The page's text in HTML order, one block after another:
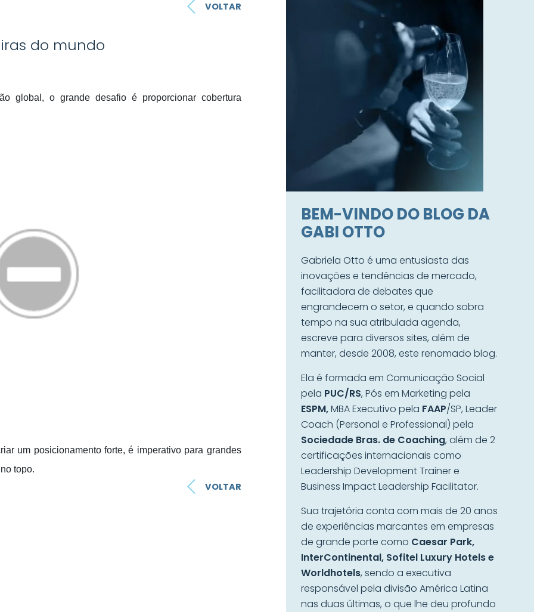
VOLTAR
do mundo
global, o grande desafio é proporcionar cobertura
um posicionamento forte, é imperativo para grandes
topo.
VOLTAR
BEM-VINDO DO BLOG DA
GABI OTTO
Gabriela Otto é uma entusiasta das
inovações e tendências de mercado,
facilitadora de debates que
engrandecem o setor, e quando sobra
tempo na sua atribulada agenda,
escreve para diversos sites, além de
manter, desde 2008, este renomado blog.
Ela é formada em Comunicação Social
pela PUC/RS, Pós em Marketing pela
ESPM,MBA Executivo pela FAAP/SP, Leader
Coach (Personal e Professional) pela
Sociedade Bras. de Coaching, além de 2
certificações internacionais como
Leadership Development Trainer e
Business Impact Leadership Facilitator.
Sua trajetória conta com mais de 20 anos
de experiências marcantes em empresas
de grande porte como Caesar Park,
InterContinental, Sofitel Luxury Hotels e
Worldhotels, sendo a executiva
responsável pela divisão América Latina
nas duas últimas, o que lhe deu profundo